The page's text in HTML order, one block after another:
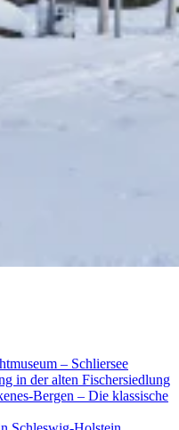
– Schliersee
in der alten Fischersiedlung
Bergen – Die klassische